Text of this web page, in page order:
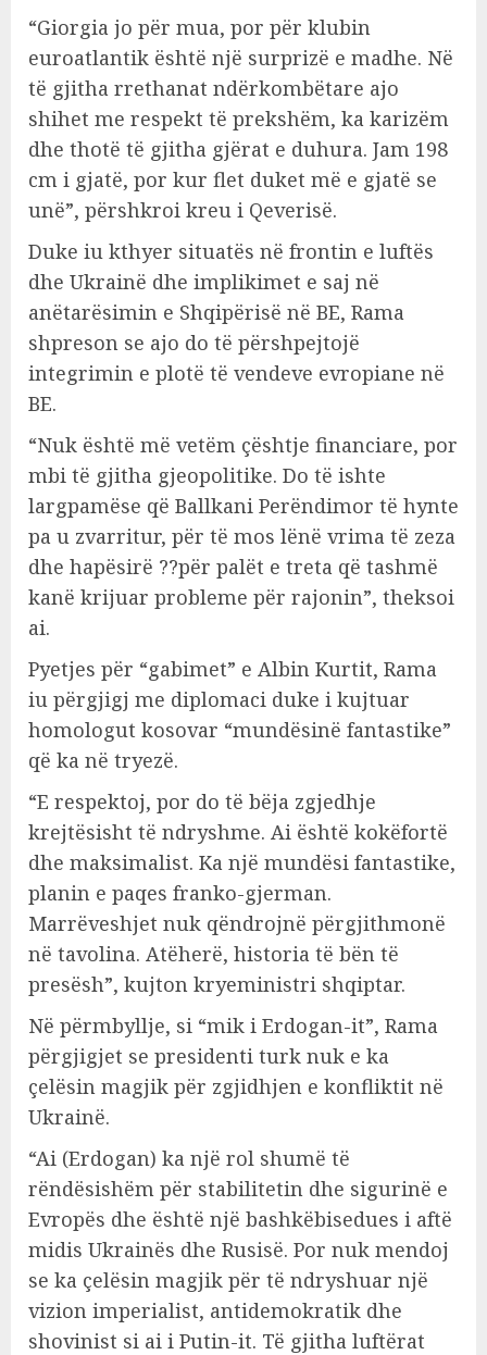
“Giorgia jo për mua, por për klubin
euroatlantik është një surprizë e madhe. Në
të gjitha rrethanat ndërkombëtare ajo
shihet me respekt të prekshëm, ka karizëm
dhe thotë të gjitha gjërat e duhura. Jam 198
cm i gjatë, por kur flet duket më e gjatë se
unë”, përshkroi kreu i Qeverisë.
Duke iu kthyer situatës në frontin e luftës
dhe Ukrainë dhe implikimet e saj në
anëtarësimin e Shqipërisë në BE, Rama
shpreson se ajo do të përshpejtojë
integrimin e plotë të vendeve evropiane në
BE.
“Nuk është më vetëm çështje financiare, por
mbi të gjitha gjeopolitike. Do të ishte
largpamëse që Ballkani Perëndimor të hynte
pa u zvarritur, për të mos lënë vrima të zeza
dhe hapësirë ??për palët e treta që tashmë
kanë krijuar probleme për rajonin”, theksoi
ai.
Pyetjes për “gabimet” e Albin Kurtit, Rama
iu përgjigj me diplomaci duke i kujtuar
homologut kosovar “mundësinë fantastike”
që ka në tryezë.
“E respektoj, por do të bëja zgjedhje
krejtësisht të ndryshme. Ai është kokëfortë
dhe maksimalist. Ka një mundësi fantastike,
planin e paqes franko-gjerman.
Marrëveshjet nuk qëndrojnë përgjithmonë
në tavolina. Atëherë, historia të bën të
presësh”, kujton kryeministri shqiptar.
Në përmbyllje, si “mik i Erdogan-it”, Rama
përgjigjet se presidenti turk nuk e ka
çelësin magjik për zgjidhjen e konfliktit në
Ukrainë.
“Ai (Erdogan) ka një rol shumë të
rëndësishëm për stabilitetin dhe sigurinë e
Evropës dhe është një bashkëbisedues i aftë
midis Ukrainës dhe Rusisë. Por nuk mendoj
se ka çelësin magjik për të ndryshuar një
vizion imperialist, antidemokratik dhe
shovinist si ai i Putin-it. Të gjitha luftërat